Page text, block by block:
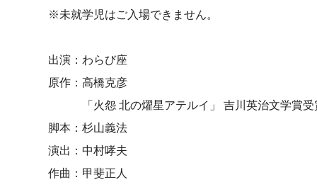
※未就学児はご入場できません。
出演：わらび座
原作：高橋克彦
「火怨 北の燿星アテルイ」 吉川英治文学賞受
脚本：杉山義法
演出：中村哮夫
作曲：甲斐正人